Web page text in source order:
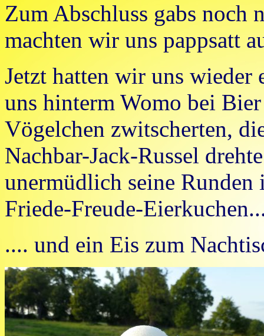
Zum Abschluss gabs noch
machten wir uns pappsatt
Jetzt hatten wir uns wieder
uns hinterm Womo bei
Vögelchen zwitscherten,
Nachbar-Jack-Russel
unermüdlich seine Runden
Friede-Freude-
.... und ein Eis zum